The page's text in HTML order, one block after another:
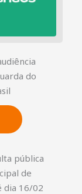
do
pública
de
dia 16/02